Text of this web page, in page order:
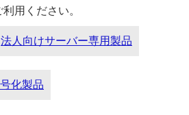
用ください。
法人向けサーバー専用製品
化製品